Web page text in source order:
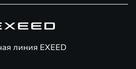
линия EXEED